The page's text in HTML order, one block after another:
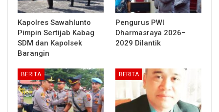
Kapolres Sawahlunto
Pimpin Sertijab Kabag
SDM dan Kapolsek
Barangin
Pengurus PWI
Dharmasraya 2026–
2029 Dilantik
BERITA BERITA